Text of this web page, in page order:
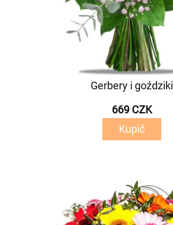
Gerbery i goździki
669 CZK
Kupić